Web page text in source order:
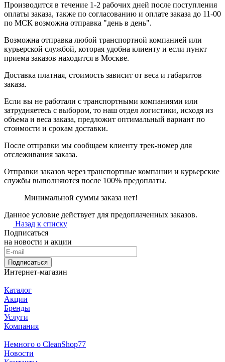
Производится в течение 1-2 рабочих дней после поступления
оплаты заказа, также по согласованию и оплате заказа до 11-00
по МСК возможна отправка "день в день".
Возможна отправка любой транспортной компанией или
курьерской службой, которая удобна клиенту и если пункт
приема заказов находится в Москве.
Доставка платная, стоимость зависит от веса и габаритов
заказа.
Если вы не работали с транспортными компаниями или
затрудняетесь с выбором, то наш отдел логистики, исходя из
объема и веса заказа, предложит оптимальный вариант по
стоимости и срокам доставки.
После отправки мы сообщаем клиенту трек-номер для
отслеживания заказа.
Отправки заказов через транспортные компании и курьерские
службы выполняются после 100% предоплаты.
Минимальной суммы заказа нет!
Данное условие действует для предоплаченных заказов.
Назад к списку
Подписаться
на новости и акции
Подписаться
Интернет-магазин
Каталог
Акции
Бренды
Услуги
Компания
Немного о CleanShop77
Новости